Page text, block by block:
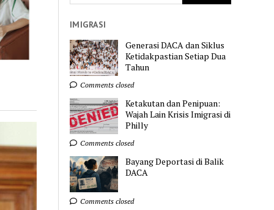
IMIGRASI
Generasi DACA dan Siklus
Ketidakpastian Setiap Dua
Tahun
Comments closed
Ketakutan dan Penipuan:
Wajah Lain Krisis Imigrasi di
Philly
Comments closed
Bayang Deportasi di Balik
DACA
Comments closed